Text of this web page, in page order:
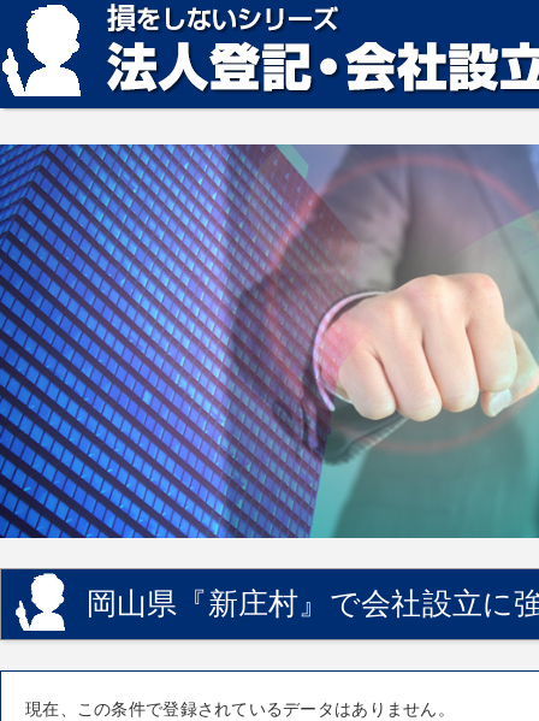
損をしない法人登記・会社設立の方法、見つかります。
岡山県『新庄村』で会社設立に
現在、この条件で登録されているデータはありません。